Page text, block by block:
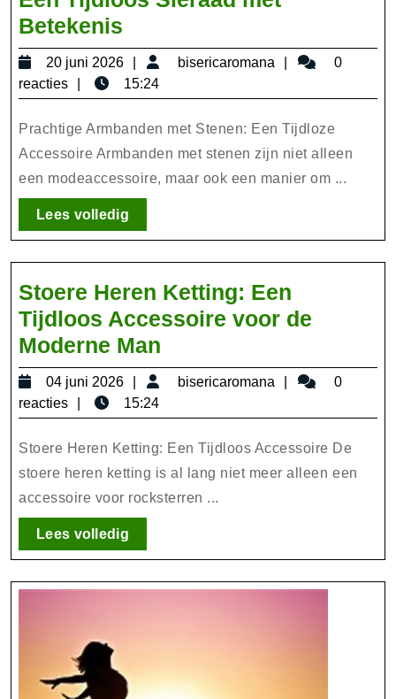
Betekenis
Armband
met
Steen:
Een
Tijdloos
Sieraad
met
Betekenis
20 juni 2026
20
juni
2026
bisericaromana bisericaromana
0
reacties
15:24
Prachtige Armbanden met Stenen: Een Tijdloze
Accessoire Armbanden met stenen zijn niet alleen
een modeaccessoire, maar ook een manier om ...
Lees volledigLees
volledig
Stoere Heren Ketting: Een
Tijdloos Accessoire voor de
Moderne Man
Heren
Een
Tijdloos
Accessoire
voor
Moderne
Man
04 juni 2026
04
juni
2026
bisericaromana bisericaromana
0
reacties
15:24
Stoere Heren Ketting: Een Tijdloos Accessoire De
stoere heren ketting is al lang niet meer alleen een
accessoire voor rocksterren ...
Lees volledigLees
volledig